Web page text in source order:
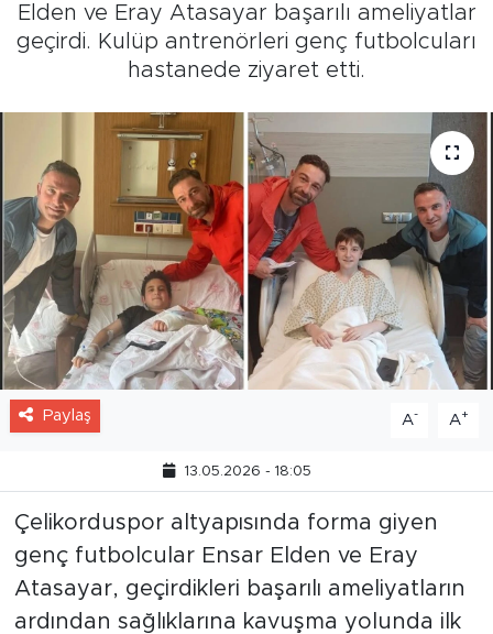
Elden ve Eray Atasayar başarılı ameliyatlar
geçirdi. Kulüp antrenörleri genç futbolcuları
hastanede ziyaret etti.
Paylaş A- A+
13.05.2026 - 18:05
Çelikorduspor altyapısında forma giyen
genç futbolcular Ensar Elden ve Eray
Atasayar, geçirdikleri başarılı ameliyatların
ardından sağlıklarına kavuşma yolunda ilk